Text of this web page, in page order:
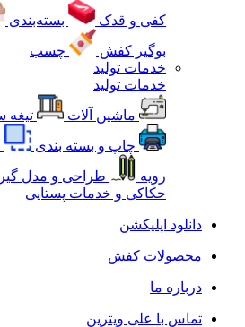
کفی و قدک
بسته‌بندی
بوگیر کفش
چسب
خدمات تولید
خدمات تولید
ماشین آلات
تیغه
چاپ و بسته بندی
رویه
طراحی و مدل
حکاکی و خدمات پستایی
دانلود اپلیکشن
محصولات کفش
درباره ما
تماس با علی ویترین